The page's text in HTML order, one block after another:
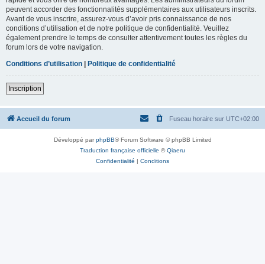
peuvent accorder des fonctionnalités supplémentaires aux utilisateurs inscrits.
Avant de vous inscrire, assurez-vous d’avoir pris connaissance de nos
conditions d’utilisation et de notre politique de confidentialité. Veuillez
également prendre le temps de consulter attentivement toutes les règles du
forum lors de votre navigation.
Conditions d’utilisation | Politique de confidentialité
Inscription
Accueil du forum Fuseau horaire sur UTC+02:00
Développé parphpBB® Forum Software © phpBB Limited
Traduction française officielle ©Qiaeru
Confidentialité | Conditions